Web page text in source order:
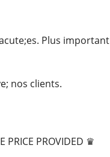
Plus
nos clients.
PRICE PROVIDED ♛